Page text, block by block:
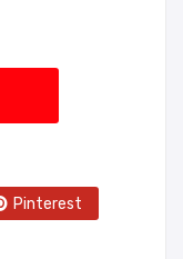
Pinterest